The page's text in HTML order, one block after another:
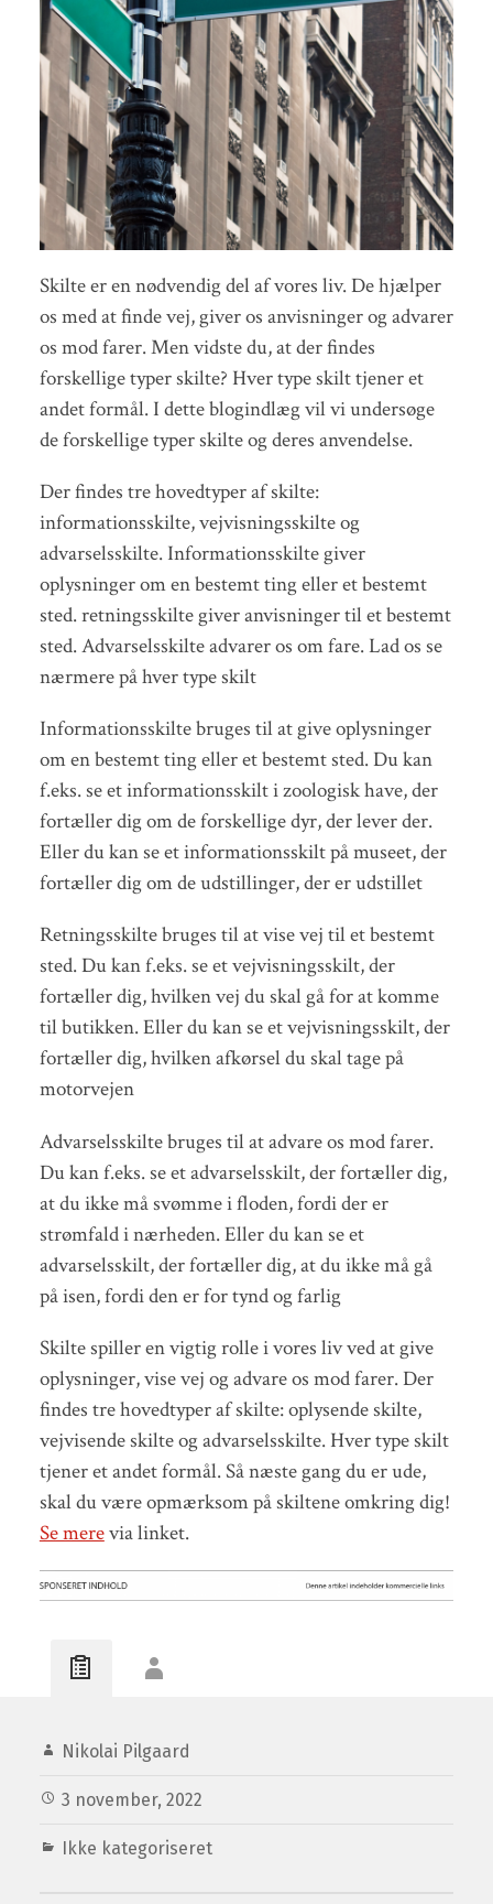
Skilte er en nødvendig del af vores liv. De hjælper
os med at finde vej, giver os anvisninger og advarer
os mod farer. Men vidste du, at der findes
forskellige typer skilte? Hver type skilt tjener et
andet formål. I dette blogindlæg vil vi undersøge
de forskellige typer skilte og deres anvendelse.
Der findes tre hovedtyper af skilte:
informationsskilte, vejvisningsskilte og
advarselsskilte. Informationsskilte giver
oplysninger om en bestemt ting eller et bestemt
sted. retningsskilte giver anvisninger til et bestemt
sted. Advarselsskilte advarer os om fare. Lad os se
nærmere på hver type skilt
Informationsskilte bruges til at give oplysninger
om en bestemt ting eller et bestemt sted. Du kan
f.eks. se et informationsskilt i zoologisk have, der
fortæller dig om de forskellige dyr, der lever der.
Eller du kan se et informationsskilt på museet, der
fortæller dig om de udstillinger, der er udstillet
Retningsskilte bruges til at vise vej til et bestemt
sted. Du kan f.eks. se et vejvisningsskilt, der
fortæller dig, hvilken vej du skal gå for at komme
til butikken. Eller du kan se et vejvisningsskilt, der
fortæller dig, hvilken afkørsel du skal tage på
motorvejen
Advarselsskilte bruges til at advare os mod farer.
Du kan f.eks. se et advarselsskilt, der fortæller dig,
at du ikke må svømme i floden, fordi der er
strømfald i nærheden. Eller du kan se et
advarselsskilt, der fortæller dig, at du ikke må gå
på isen, fordi den er for tynd og farlig
Skilte spiller en vigtig rolle i vores liv ved at give
oplysninger, vise vej og advare os mod farer. Der
findes tre hovedtyper af skilte: oplysende skilte,
vejvisende skilte og advarselsskilte. Hver type skilt
tjener et andet formål. Så næste gang du er ude,
skal du være opmærksom på skiltene omkring dig!
Se merevia linket.
Nikolai Pilgaard
3 november, 2022
Ikke kategoriseret